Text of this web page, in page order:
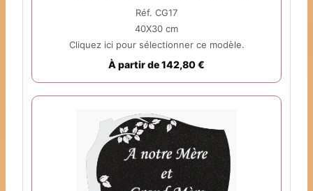
Réf. CG17
40X30 cm
Cliquez ici pour sélectionner ce modèle.
À partir de 142,80 €